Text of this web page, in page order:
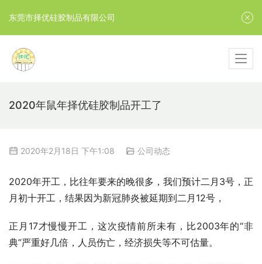
2020年鼠年择优硅胶制品开工了
2020年2月18日 下午1:08 公司动态
2020年开工，比往年要来的晚很多，我们预计二月3号，正
月初十开工，结果因为新冠肺炎被延期到二月12号，
正月17才慢慢开工，这次疫情前所未有，比2003年的“非
典”严重好几倍，人员伤亡，经济损失等不可估量。
东莞市择优硅胶制品有限公司